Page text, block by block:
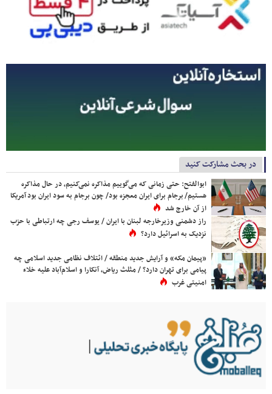
در بحث مشارکت کنید
ابوالفتح: حتی زمانی که می‌گوییم مذاکره نمی‌کنیم، در حال مذاکره
هستیم/ برجام برای ایران معجزه بود/ چون برجام به سود ایران بود آمریکا
از آن خارج شد
راز دشمنی وزیرخارجه لبنان با ایران / یوسف رجی چه ارتباطی با حزب
نزدیک به اسرائیل دارد؟
«پیمان مکه» و آرایش جدید منطقه / ائتلاف نظامی جدید اسلامی چه
پیامی برای تهران دارد؟ / مثلث ریاض، آنکارا و اسلام‌آباد علیه خلاء
امنیتی غرب